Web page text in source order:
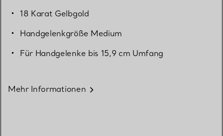
18 Karat Gelbgold
Handgelenkgröße Medium
Für Handgelenke bis 15,9 cm Umfang
Mehr Informationen